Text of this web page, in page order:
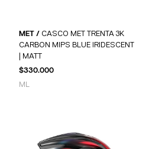
MET / CASCO MET TRENTA 3K
CARBON MIPS BLUE IRIDESCENT
| MATT
$330.000
M L